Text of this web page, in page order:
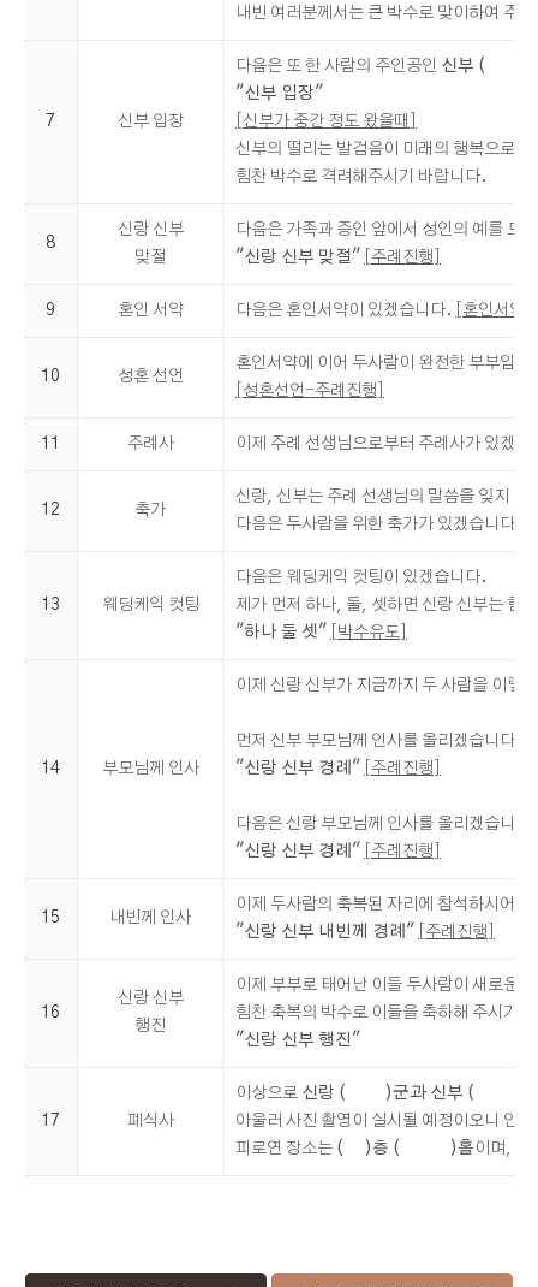
내빈 여러분께서는 큰 박수로 맞이하여 주
7 신부 입장
다음은 또 한 사람의 주인공인 신부 ( )
"신부 입장"
[신부가 중간 정도 왔을때]
신부의 떨리는 발검음이 미래의 행복으로
힘찬 박수로 격려해주시기 바랍니다.
8
신랑 신부
맞절
다음은 가족과 증인 앞에서 성인의 예를 드
"신랑 신부 맞절"
[주례진행]
9 혼인 서약 다음은 혼인서약이 있겠습니다. [혼인서약
10 성혼 선언
혼인서약에 이어 두사람이 완전한 부부임
[성혼선언-주례진행]
11 주례사 이제 주례 선생님으로부터 주례사가 있겠
12 축가
신랑, 신부는 주례 선생님의 말씀을 잊지
다음은 두사람을 위한 축가가 있겠습니다.
13 웨딩케익 컷팅
다음은 웨딩케익 컷팅이 있겠습니다.
제가 먼저 하나, 둘, 셋하면 신랑 신부는 힘
"하나 둘 셋"
[박수유도]
14 부모님께 인사
이제 신랑 신부가 지금까지 두 사람을 이렇
먼저 신부 부모님께 인사를 올리겠습니다.
"신랑 신부 경례"
[주례진행]
다음은 신랑 부모님께 인사를 올리겠습니
"신랑 신부 경례"
[주례진행]
15 내빈께 인사
이제 두사람의 축복된 자리에 참석하시어
"신랑 신부 내빈께 경례"
[주례진행]
16
신랑 신부
행진
이제 부부로 태어난 이들 두사람이 새로운
힘찬 축복의 박수로 이들을 축하해 주시기
"신랑 신부 행진"
17 폐식사
이상으로 신랑 ( )군과 신부 ( )양
아울러 사진 촬영이 실시될 예정이오니 안
피로연 장소는 ( )층 ( )홀 이며, 접